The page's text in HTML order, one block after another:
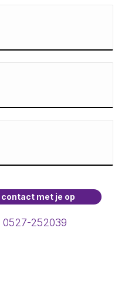
0527-252039